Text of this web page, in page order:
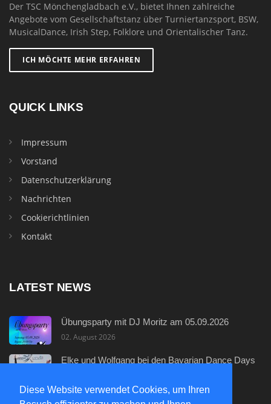
Diese Website verwendet Cookies, um Ihren
Der TSC Mönchengladbach e.V., bietet Ihnen zahlreiche
Angebote vom Gesellschaftstanz über Turniertanzsport, BSW,
MusicalDance, Irish Step, Folklore und Orientalischer Tanz.
ICH MÖCHTE MEHR ERFAHREN
QUICK LINKS
Impressum
Vorstand
Datenschutzerklärung
Nachrichten
Cookierichtlinien
Kontakt
LATEST NEWS
Übungsparty mit DJ Moritz am 05.09.2026
02. August 2026
Elke und Wolfgang bei den Bavarian Dance Days
Neuer Discofox - Einsteigerkurs